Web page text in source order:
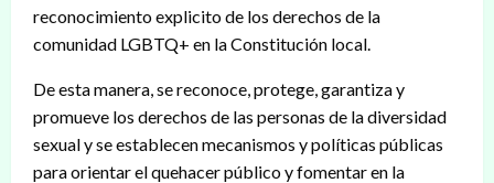
reconocimiento explicito de los derechos de la
comunidad LGBTQ+ en la Constitución local.
De esta manera, se reconoce, protege, garantiza y
promueve los derechos de las personas de la diversidad
sexual y se establecen mecanismos y políticas públicas
para orientar el quehacer público y fomentar en la